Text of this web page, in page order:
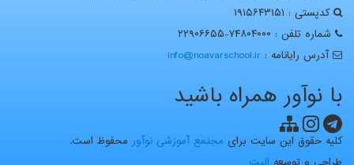
کدپستی : ۱۹۱۵۶۴۳۱۵۱
شماره تلفن : ۷۴۸۰۴۰۰۰-۲۲۹۰۶۶۵۵
آدرس رايانامه : info@noavarschool.ir
با نوآور همراه باشید
کلیه حقوق این سایت برای مجتمع آموزشی نوآور محفوظ است.